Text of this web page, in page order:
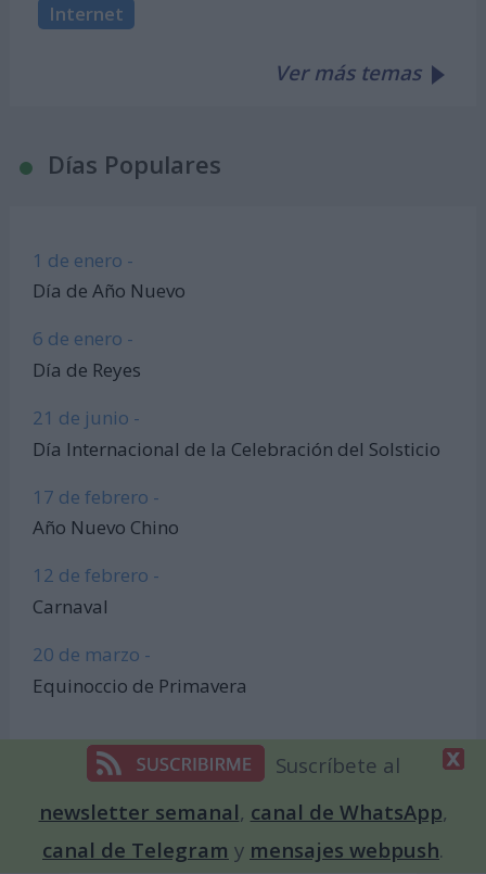
Internet
Ver más temas
Días Populares
1 de enero -
Día de Año Nuevo
6 de enero -
Día de Reyes
21 de junio -
Día Internacional de la Celebración del Solsticio
17 de febrero -
Año Nuevo Chino
12 de febrero -
Carnaval
20 de marzo -
Equinoccio de Primavera
Suscríbete al
newsletter semanal, canal de WhatsApp,
canal de Telegram y mensajes webpush.